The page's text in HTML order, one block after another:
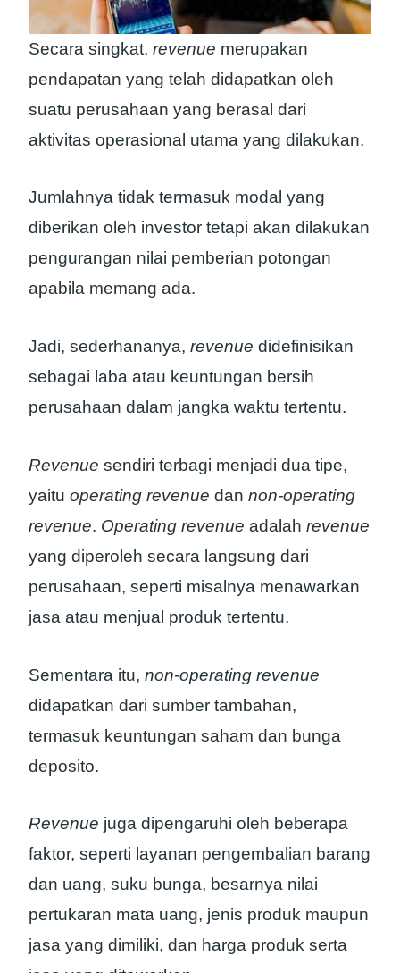
Secara singkat, revenue merupakan
pendapatan yang telah didapatkan oleh
suatu perusahaan yang berasal dari
aktivitas operasional utama yang dilakukan.
Jumlahnya tidak termasuk modal yang
diberikan oleh investor tetapi akan dilakukan
pengurangan nilai pemberian potongan
apabila memang ada.
Jadi, sederhananya, revenue didefinisikan
sebagai laba atau keuntungan bersih
perusahaan dalam jangka waktu tertentu.
Revenue sendiri terbagi menjadi dua tipe,
yaitu operating revenue dan non-operating
revenue. Operating revenue adalah revenue
yang diperoleh secara langsung dari
perusahaan, seperti misalnya menawarkan
jasa atau menjual produk tertentu.
Sementara itu, non-operating revenue
didapatkan dari sumber tambahan,
termasuk keuntungan saham dan bunga
deposito.
Revenue juga dipengaruhi oleh beberapa
faktor, seperti layanan pengembalian barang
dan uang, suku bunga, besarnya nilai
pertukaran mata uang, jenis produk maupun
jasa yang dimiliki, dan harga produk serta